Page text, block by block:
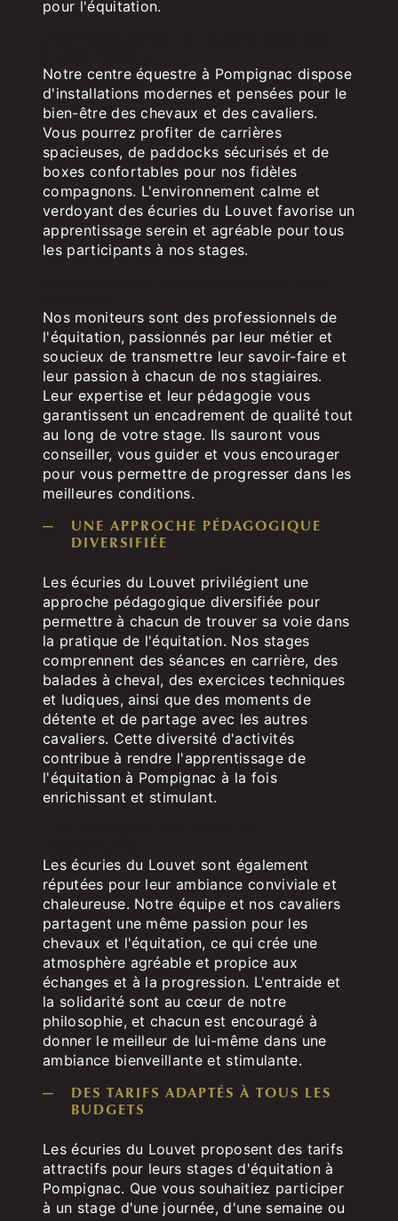
pour l'équitation.
Notre centre équestre à Pompignac dispose
d'installations modernes et pensées pour le
bien-être des chevaux et des cavaliers.
Vous pourrez profiter de carrières
spacieuses, de paddocks sécurisés et de
boxes confortables pour nos fidèles
compagnons. L'environnement calme et
verdoyant des écuries du Louvet favorise un
apprentissage serein et agréable pour tous
les participants à nos stages.
Nos moniteurs sont des professionnels de
l'équitation, passionnés par leur métier et
soucieux de transmettre leur savoir-faire et
leur passion à chacun de nos stagiaires.
Leur expertise et leur pédagogie vous
garantissent un encadrement de qualité tout
au long de votre stage. Ils sauront vous
conseiller, vous guider et vous encourager
pour vous permettre de progresser dans les
meilleures conditions.
UNE APPROCHE PÉDAGOGIQUE
DIVERSIFIÉE
Les écuries du Louvet privilégient une
approche pédagogique diversifiée pour
permettre à chacun de trouver sa voie dans
la pratique de l'équitation. Nos stages
comprennent des séances en carrière, des
balades à cheval, des exercices techniques
et ludiques, ainsi que des moments de
détente et de partage avec les autres
cavaliers. Cette diversité d'activités
contribue à rendre l'apprentissage de
l'équitation à Pompignac à la fois
enrichissant et stimulant.
Les écuries du Louvet sont également
réputées pour leur ambiance conviviale et
chaleureuse. Notre équipe et nos cavaliers
partagent une même passion pour les
chevaux et l'équitation, ce qui crée une
atmosphère agréable et propice aux
échanges et à la progression. L'entraide et
la solidarité sont au cœur de notre
philosophie, et chacun est encouragé à
donner le meilleur de lui-même dans une
ambiance bienveillante et stimulante.
DES TARIFS ADAPTÉS À TOUS LES
BUDGETS
Les écuries du Louvet proposent des tarifs
attractifs pour leurs stages d'équitation à
Pompignac. Que vous souhaitiez participer
à un stage d'une journée, d'une semaine ou